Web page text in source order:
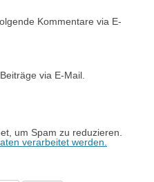
Kommentare via E-
via E-Mail.
um Spam zu reduzieren.
verarbeitet werden.